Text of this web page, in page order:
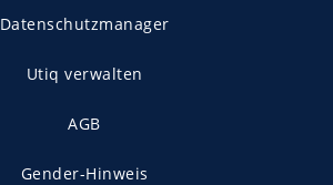
Datenschutzmanager
Utiq verwalten
AGB
Gender-Hinweis